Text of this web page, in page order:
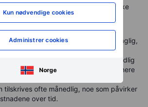
Kun nødvendige cookies
Administrer cookies
Norge
eksempler fra virkeligheten på ulike
. Mange kredittkort legger til renter daglig,
øke utestående saldo.
Enkelte kontoer tilbyr daglig eller månedlig
som hjelper sparere med å maksimere
tilskrives ofte månedlig, noe som påvirker
over tid.